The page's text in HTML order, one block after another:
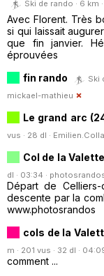
Ski de rando · 6 km
Avec Florent. Très
si qui laissait
que fin janvier.
éprouvées
fin rando
Ski
mickael-mathieu
Le grand arc
vus · 28 dl ·
Col de la Valette
dl · 03:34 ·
Départ de
descente par la
www.photosrandos
cols de la
m · 201 vus · 32 dl ·
comment ...